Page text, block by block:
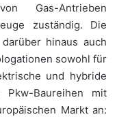
Gas-Antrieben
zuständig. Die
hinaus auch
sowohl für
und hybride
Baureihen mit
Markt an: